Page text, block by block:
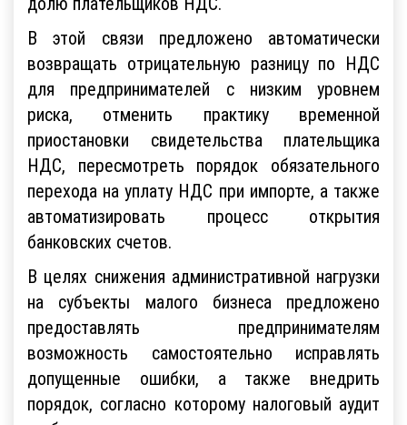
В этой связи предложено автоматически
возвращать отрицательную разницу по НДС
для предпринимателей с низким уровнем
риска, отменить практику временной
приостановки свидетельства плательщика
НДС, пересмотреть порядок обязательного
перехода на уплату НДС при импорте, а также
автоматизировать процесс открытия
банковских счетов.
В целях снижения административной нагрузки
на субъекты малого бизнеса предложено
предоставлять предпринимателям
возможность самостоятельно исправлять
допущенные ошибки, а также внедрить
порядок, согласно которому налоговый аудит